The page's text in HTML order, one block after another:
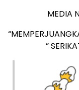
MEDIA
”